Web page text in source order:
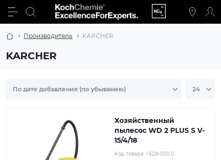
Производитель KARCHER
KARCHER
Хозяйственный
пылесос WD 2 PLUS S V-
15/4/18
Код товара: 1.628-050.0